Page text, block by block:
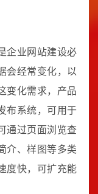
企业网站建设必
会经常变化，以
变化需求，产品
布系统，可用于
通过页面浏览查
介、样图等多类
度快，可扩充能